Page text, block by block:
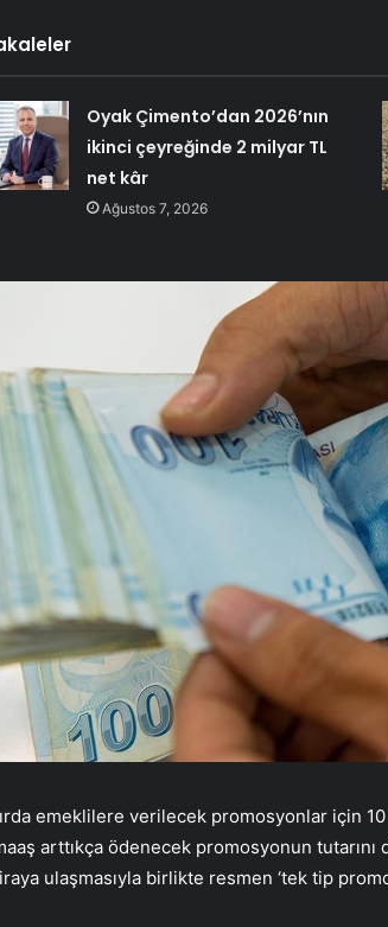
Oyak Çimento’dan 2026’nın
ikinci çeyreğinde 2 milyar TL
net kâr
Ağustos 7, 2026
emeklilere verilecek promosyonlar için 10
arttıkça ödenecek promosyonun
ulaşmasıyla birlikte resmen ‘tek tip